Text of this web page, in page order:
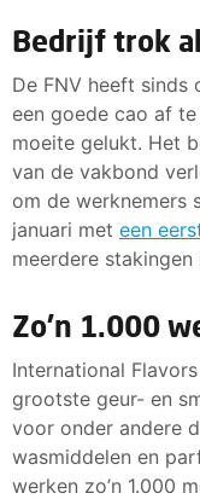
Bedrijf trok
De FNV heeft
een goede cao af
moeite gelukt. Het
van de vakbond
om de werknemers
januari met een
meerdere
Zo'n 1.000
International
grootste geur- en
voor onder andere
wasmiddelen en
werken zo’n 1.000